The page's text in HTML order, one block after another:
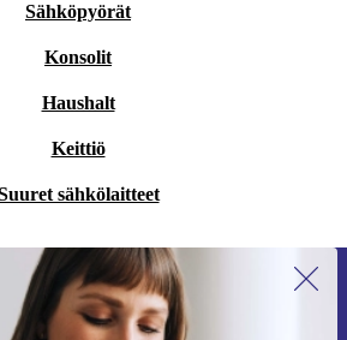
Sähköpyörät
Konsolit
Haushalt
Keittiö
sähkölaitteet
ensimmäistä kertaa uutiskirjeen
ja säästä 15 €!